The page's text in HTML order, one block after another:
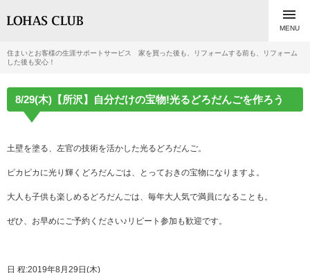

MENU
住まいとお客様の生涯サポートサービス 家を買った後も、リフォームする前も、リフォーム
した後も安心！
8/29(木)【所沢】自分だけの宝物!光るどろだんごを作ろう
土壁を塗る、左官の技術を活かした光るどろだんご。
ピカピカに光り輝くどろだんごは、とっておきの宝物になりますよ。
大人も子供も楽しめるどろだんごは、毎年大人気で満員になることも。
ぜひ、お早めにご予約ください♪リピート参加も歓迎です。
日 程:2019年8月29日(木)